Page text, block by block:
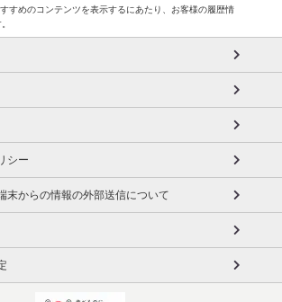
すめのコンテンツを表示するにあたり、お客様の履歴情
シー
末からの情報の外部送信について